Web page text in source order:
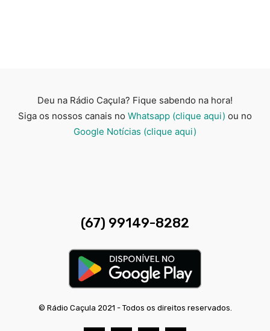
Deu na Rádio Caçula? Fique sabendo na hora!
Siga os nossos canais no Whatsapp (clique aqui) ou no
Google Notícias (clique aqui)
(67) 99149-8282
© Rádio Caçula 2021 - Todos os direitos reservados.